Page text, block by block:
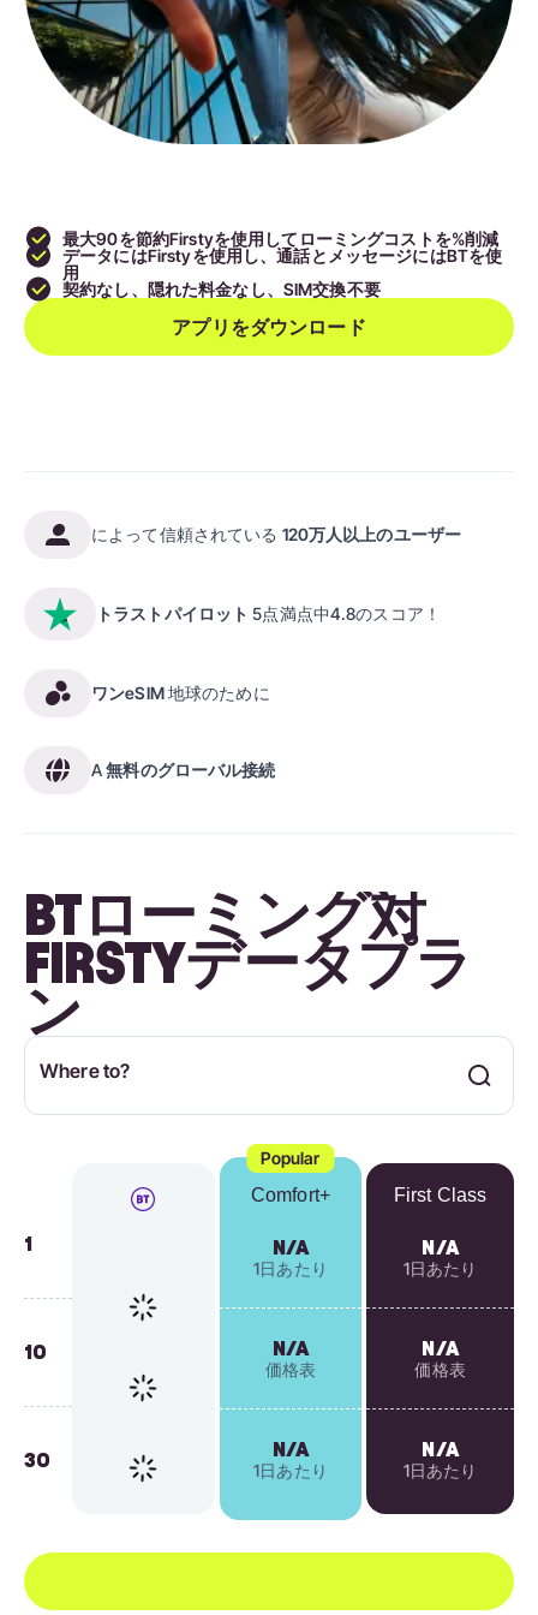
最大90を節約Firstyを使用してローミングコストを%削減
データにはFirstyを使用し、通話とメッセージにはBTを使
用
契約なし、隠れた料金なし、SIM交換不要
アプリをダウンロード
によって信頼されている 120万人以上のユーザー
トラストパイロット 5点満点中4.8のスコア！
ワンeSIM地球のために
A無料のグローバル接続
BTローミング対
FIRSTYデータプラ
ン
Where to?
1
10
30
Popular
Comfort+
N/A
1日あたり
N/A
価格表
N/A
1日あたり
First Class
N/A
1日あたり
N/A
価格表
N/A
1日あたり